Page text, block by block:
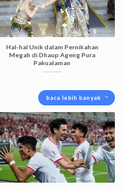
Hal-hal Unik dalam Pernikahan
Megah di Dhaup Ageng Pura
Pakualaman
baca lebih banyak